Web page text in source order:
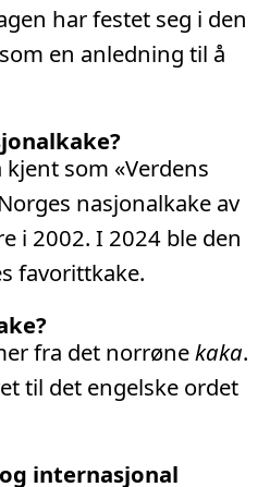
har festet seg i den
en anledning til å
som «Verdens
nasjonalkake av
i 2002. I 2024 ble den
favorittkake.
fra det norrønekaka.
til det engelske ordet
internasjonal